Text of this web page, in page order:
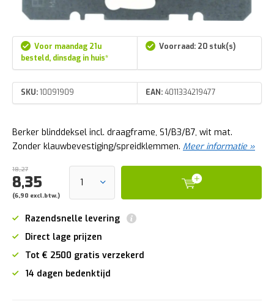
Voor maandag 21u
besteld, dinsdag in huis*
Voorraad: 20 stuk(s)
SKU:10091909 EAN:4011334219477
Berker blinddeksel incl. draagframe, S1/B3/B7, wit mat.
Zonder klauwbevestiging/spreidklemmen. Meer informatie »
18,27
8,35
(6,90 excl.btw.)
Razendsnelle levering
Direct lage prijzen
Tot € 2500 gratis verzekerd
14 dagen bedenktijd